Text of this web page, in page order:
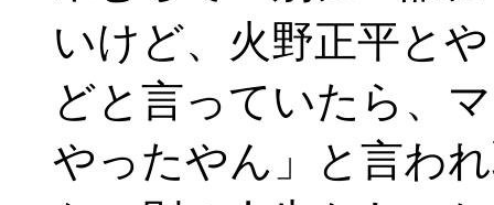
いけど、火野正平と
どと言っていたら、
やったやん」と言わ